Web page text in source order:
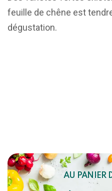
feuille de chêne est
dégustation.
AU PANIER